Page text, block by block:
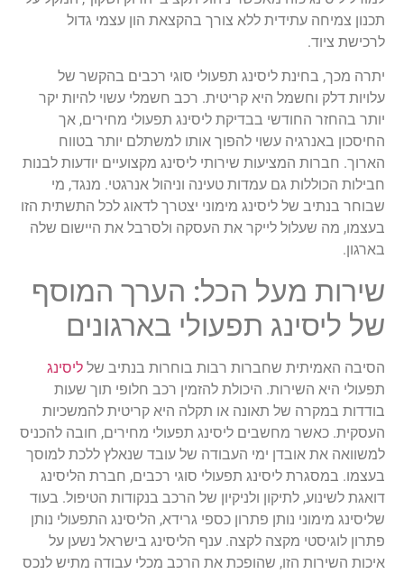
תכנון צמיחה עתידית ללא צורך בהקצאת הון עצמי גדול
לרכישת ציוד.
יתרה מכך, בחינת ליסינג תפעולי סוגי רכבים בהקשר של
עלויות דלק וחשמל היא קריטית. רכב חשמלי עשוי להיות יקר
יותר בהחזר החודשי בבדיקת ליסינג תפעולי מחירים, אך
החיסכון באנרגיה עשוי להפוך אותו למשתלם יותר בטווח
הארוך. חברות המציעות שירותי ליסינג מקצועיים יודעות לבנות
חבילות הכוללות גם עמדות טעינה וניהול אנרגטי. מנגד, מי
שבוחר בנתיב של ליסינג מימוני יצטרך לדאוג לכל התשתית הזו
בעצמו, מה שעלול לייקר את העסקה ולסרבל את היישום שלה
בארגון.
שירות מעל הכל: הערך המוסף
של ליסינג תפעולי בארגונים
הסיבה האמיתית שחברות רבות בוחרות בנתיב של ליסינג
תפעולי היא השירות. היכולת להזמין רכב חלופי תוך שעות
בודדות במקרה של תאונה או תקלה היא קריטית להמשכיות
העסקית. כאשר מחשבים ליסינג תפעולי מחירים, חובה להכניס
למשוואה את אובדן ימי העבודה של עובד שנאלץ ללכת למוסך
בעצמו. במסגרת ליסינג תפעולי סוגי רכבים, חברת הליסינג
דואגת לשינוע, לתיקון ולניקיון של הרכב בנקודות הטיפול. בעוד
שליסינג מימוני נותן פתרון כספי גרידא, הליסינג התפעולי נותן
פתרון לוגיסטי מקצה לקצה. ענף הליסינג בישראל נשען על
איכות השירות הזו, שהופכת את הרכב מכלי עבודה מתיש לנכס